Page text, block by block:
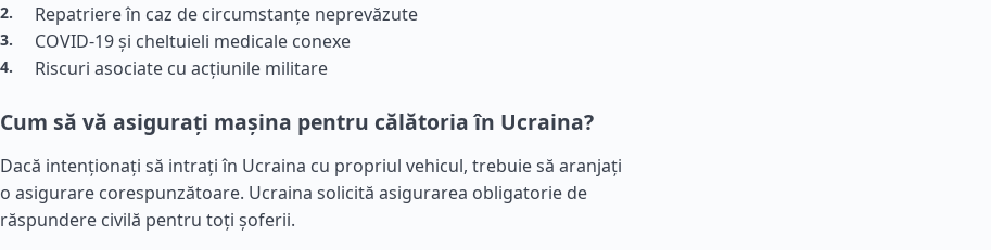
Repatriere în caz de circumstanțe neprevăzute
COVID-19 și cheltuieli medicale conexe
Riscuri asociate cu acțiunile militare
Cum să vă asigurați mașina pentru călătoria în Ucraina?
Dacă intenționați să intrați în Ucraina cu propriul vehicul, trebuie să aranjați
o asigurare corespunzătoare. Ucraina solicită asigurarea obligatorie de
răspundere civilă pentru toți șoferii.